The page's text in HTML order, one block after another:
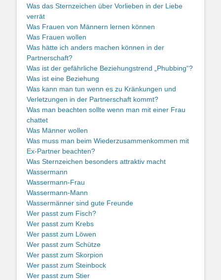
Was das Sternzeichen über Vorlieben in der Liebe
verrät
Was Frauen von Männern lernen können
Was Frauen wollen
Was hätte ich anders machen können in der
Partnerschaft?
Was ist der gefährliche Beziehungstrend „Phubbing“?
Was ist eine Beziehung
Was kann man tun wenn es zu Kränkungen und
Verletzungen in der Partnerschaft kommt?
Was man beachten sollte wenn man mit einer Frau
chattet
Was Männer wollen
Was muss man beim Wiederzusammenkommen mit
Ex-Partner beachten?
Was Sternzeichen besonders attraktiv macht
Wassermann
Wassermann-Frau
Wassermann-Mann
Wassermänner sind gute Freunde
Wer passt zum Fisch?
Wer passt zum Krebs
Wer passt zum Löwen
Wer passt zum Schütze
Wer passt zum Skorpion
Wer passt zum Steinbock
Wer passt zum Stier